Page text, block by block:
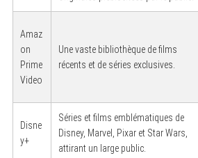
Amaz
on
Prime
Video
Une vaste bibliothèque de films
récents et de séries exclusives.
Disne
y+
Séries et films emblématiques de
Disney, Marvel, Pixar et Star Wars,
attirant un large public.